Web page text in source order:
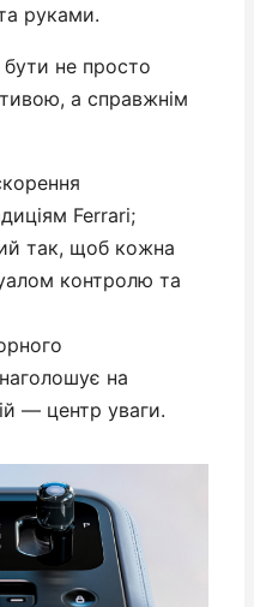
руками.
бути не просто
а справжнім
Ferrari;
так, щоб кожна
контролю та
на
— центр уваги.